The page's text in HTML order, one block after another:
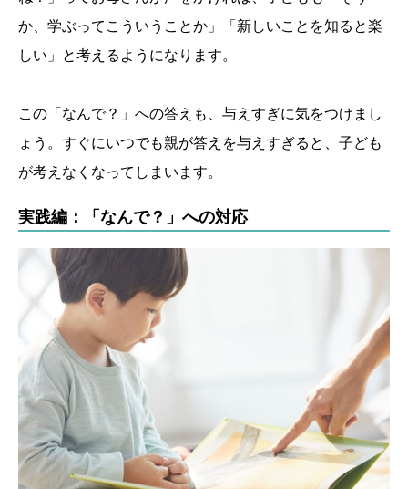
か、学ぶってこういうことか」「新しいことを知ると楽
しい」と考えるようになります。
この「なんで？」への答えも、与えすぎに気をつけまし
ょう。すぐにいつでも親が答えを与えすぎると、子ども
が考えなくなってしまいます。
実践編：「なんで？」への対応